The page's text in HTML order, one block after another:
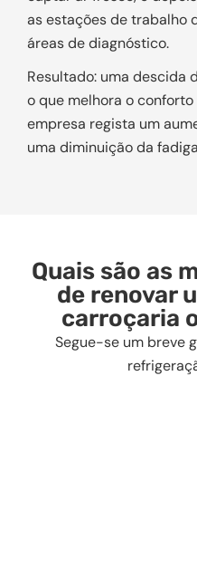
as estações de trabalho
áreas de diagnóstico.
Resultado: uma descida
o que melhora o
empresa regista um
uma diminuição da
Quais são as
de renovar
carroçaria
Segue-se um breve